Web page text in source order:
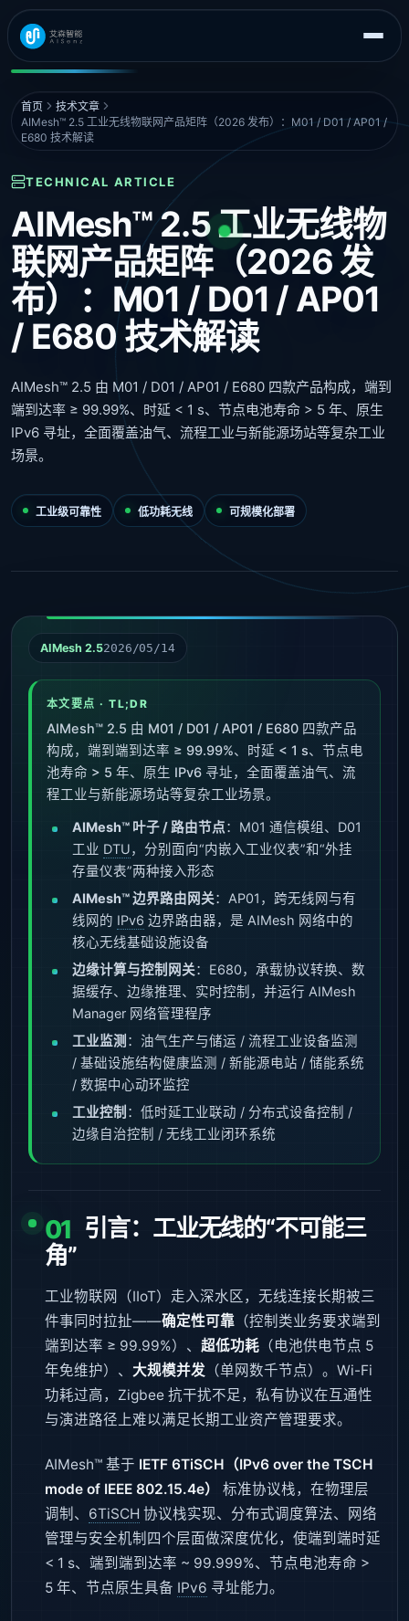
首页
技术文章
AIMesh™ 2.5 工业无线物联网产品矩阵（2026 发布）：M01 / D01 / AP01 /
E680 技术解读
TECHNICAL ARTICLE
AIMesh™ 2.5 工业无线物
联网产品矩阵（2026 发
布）：M01 / D01 / AP01
/ E680 技术解读
AIMesh™ 2.5 由 M01 / D01 / AP01 / E680 四款产品构成，端到
端到达率 ≥ 99.99%、时延 < 1 s、节点电池寿命 > 5 年、原生
IPv6 寻址，全面覆盖油气、流程工业与新能源场站等复杂工业
场景。
工业级可靠性 低功耗无线 可规模化部署
AIMesh 2.52026/05/14
本文要点 · TL;DR
AIMesh™ 2.5 由 M01 / D01 / AP01 / E680 四款产品
构成，端到端到达率 ≥ 99.99%、时延 < 1 s、节点电
池寿命 > 5 年、原生 IPv6 寻址，全面覆盖油气、流
程工业与新能源场站等复杂工业场景。
AIMesh™ 叶子 / 路由节点：M01 通信模组、D01
工业 DTU，分别面向“内嵌入工业仪表”和“外挂
存量仪表”两种接入形态
AIMesh™ 边界路由网关：AP01，跨无线网与有
线网的 IPv6 边界路由器，是 AIMesh 网络中的
核心无线基础设施设备
边缘计算与控制网关：E680，承载协议转换、数
据缓存、边缘推理、实时控制，并运行 AIMesh
Manager 网络管理程序
工业监测 ：油气生产与储运 / 流程工业设备监测
/ 基础设施结构健康监测 / 新能源电站 / 储能系统
/ 数据中心动环监控
工业控制 ：低时延工业联动 / 分布式设备控制 /
边缘自治控制 / 无线工业闭环系统
01 引言：工业无线的“不可能三
角”
工业物联网（IIoT）走入深水区，无线连接长期被三
件事同时拉扯——确定性可靠 （控制类业务要求端到
端到达率 ≥ 99.99%）、 超低功耗 （电池供电节点 5
年免维护）、 大规模并发 （单网数千节点）。Wi-Fi
功耗过高，Zigbee 抗干扰不足，私有协议在互通性
与演进路径上难以满足长期工业资产管理要求。
AIMesh™ 基于 IETF 6TiSCH（IPv6 over the TSCH
mode of IEEE 802.15.4e）
标准协议栈，在物理层
调制、 6TiSCH 协议栈实现、分布式调度算法、网络
管理与安全机制四个层面做深度优化，使端到端时延
< 1 s、端到端到达率 ~ 99.999%、节点电池寿命 >
5 年、节点原生具备 IPv6 寻址能力。